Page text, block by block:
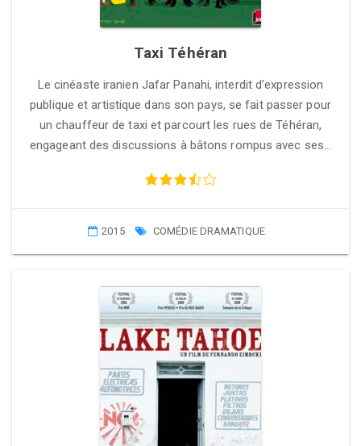
Taxi Téhéran
Le cinéaste iranien Jafar Panahi, interdit d’expression
publique et artistique dans son pays, se fait passer pour
un chauffeur de taxi et parcourt les rues de Téhéran,
engageant des discussions à bâtons rompus avec ses…
2015 COMÉDIE DRAMATIQUE